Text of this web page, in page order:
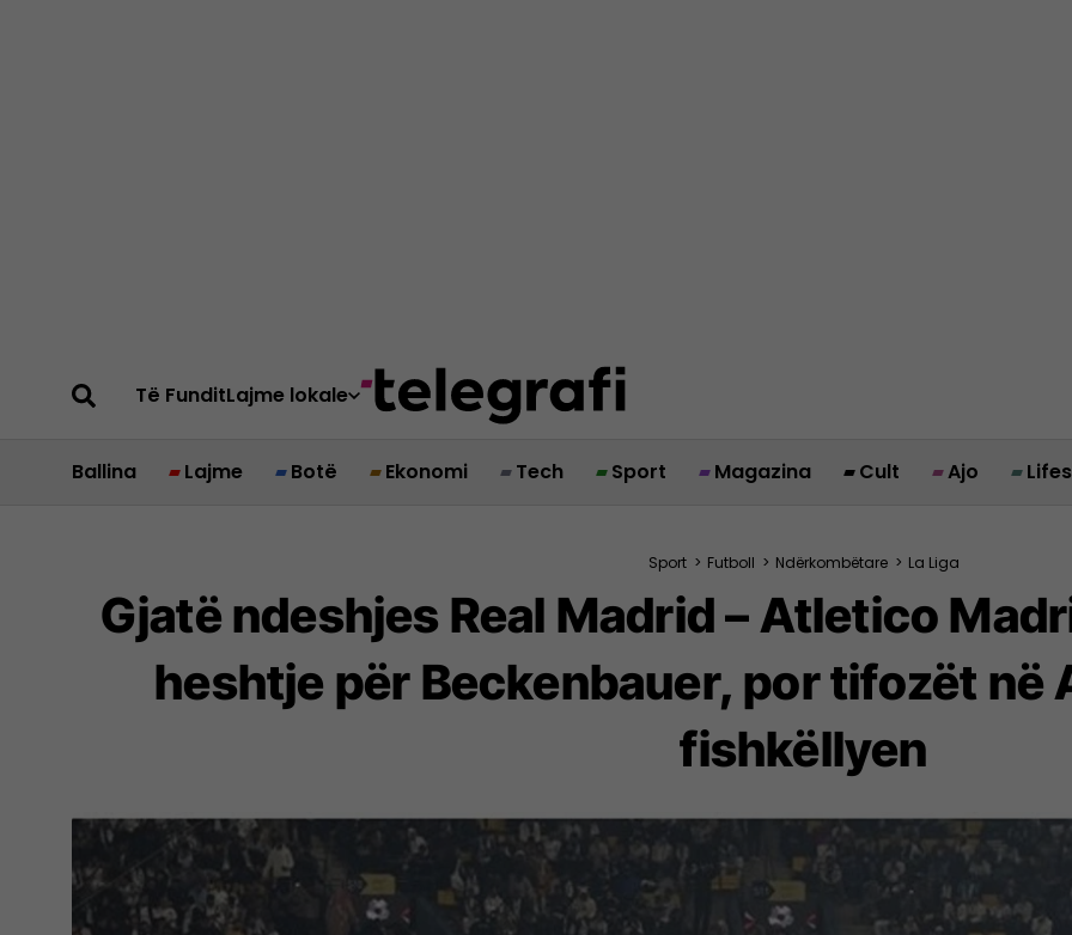
Të FunditLajme lokale
Ballina Lajme Botë Ekonomi Tech Sport Magazina Cult Ajo
Sport > Futboll > Ndërkombëtare > La Liga
Gjatë ndeshjes Real Madrid – Atletico
heshtje për Beckenbauer, por tifozët në
fishkëllyen